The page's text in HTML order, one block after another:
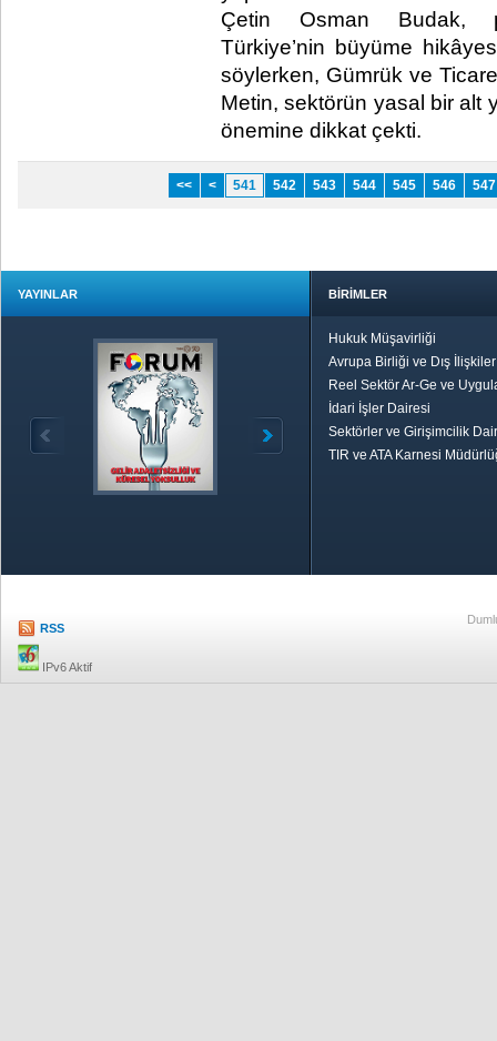
Çetin Osman Budak,
Türkiye’nin büyüme
söylerken, Gümrük ve
Metin, sektörün yasal bir alt
önemine dikkat çekti.​
<< < 541 542 543 544 545 546 547
YAYINLAR BİRİMLER
Hukuk Müşavirliği
Avrupa Birliği ve Dış
Reel Sektör Ar-Ge ve
İdari İşler Dairesi
Sektörler ve Girişimcilik
TIR ve ATA Karnesi
RSS
IPv6 Aktif